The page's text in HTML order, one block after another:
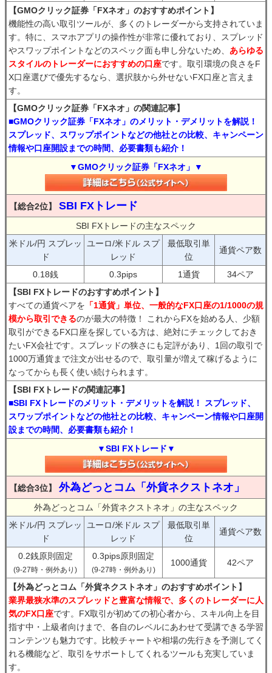
【GMOクリック証券「FXネオ」のおすすめポイント】
機能性の高い取引ツールが、多くのトレーダーから支持されていま
す。特に、スマホアプリの操作性が非常に優れており、スプレッド
やスワップポイントなどのスペック面も申し分ないため、 あらゆる
スタイルのトレーダーにおすすめの口座です。取引環境の良さをF
X口座選びで優先するなら、選択肢から外せないFX口座と言えま
す。
【GMOクリック証券「FXネオ」の関連記事】
■GMOクリック証券「FXネオ」のメリット・デメリットを解説！
スプレッド、スワップポイントなどの他社との比較、キャンペーン
情報や口座開設までの時間、必要書類も紹介！
▼GMOクリック証券「FXネオ」▼
【総合2位】 SBI FXトレード
SBI FXトレードの主なスペック
米ドル/円 スプレッ
ド
ユーロ/米ドル スプ
レッド
最低取引単
位
通貨ペア数
0.18銭 0.3pips 1通貨
34ペア
【SBI FXトレードのおすすめポイント】
すべての通貨ペアを 「1通貨」単位、一般的なFX口座の1/1000の規
模から取引できるのが最大の特徴！ これからFXを始める人、少額
取引ができるFX口座を探している方は、絶対にチェックしておき
たいFX会社です。スプレッドの狭さにも定評があり、1回の取引で
1000万通貨まで注文が出せるので、取引量が増えて稼げるように
なってからも長く使い続けられます。
【SBI FXトレードの関連記事】
■SBI FXトレードのメリット・デメリットを解説！ スプレッド、
スワップポイントなどの他社との比較、キャンペーン情報や口座開
設までの時間、必要書類も紹介！
▼SBI FXトレード▼
【総合3位】 外為どっとコム「外貨ネクストネオ」
外為どっとコム「外貨ネクストネオ」の主なスペック
米ドル/円 スプレッ
ド
ユーロ/米ドル スプ
レッド
最低取引単
位
通貨ペア数
0.2銭原則固定
(9-27時・例外あり)
0.3pips原則固定
(9-27時・例外あり)
1000通貨 42ペア
【外為どっとコム「外貨ネクストネオ」のおすすめポイント】
業界最狭水準のスプレッドと豊富な情報で、多くのトレーダーに人
気のFX口座です。FX取引が初めての初心者から、スキル向上を目
指す中・上級者向けまで、各自のレベルにあわせて受講できる学習
コンテンツも魅力です。比較チャートや相場の先行きを予測してく
れる機能など、取引をサポートしてくれるツールも充実していま
す。